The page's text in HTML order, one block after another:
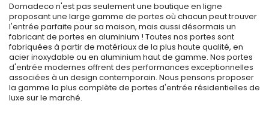
Domadeco n'est pas seulement une boutique en ligne
proposant une large gamme de portes où chacun peut trouver
l'entrée parfaite pour sa maison, mais aussi désormais un
fabricant de portes en aluminium ! Toutes nos portes sont
fabriquées à partir de matériaux de la plus haute qualité, en
acier inoxydable ou en aluminium haut de gamme. Nos portes
d'entrée modernes offrent des performances exceptionnelles
associées à un design contemporain. Nous pensons proposer
la gamme la plus complète de portes d'entrée résidentielles de
luxe sur le marché.